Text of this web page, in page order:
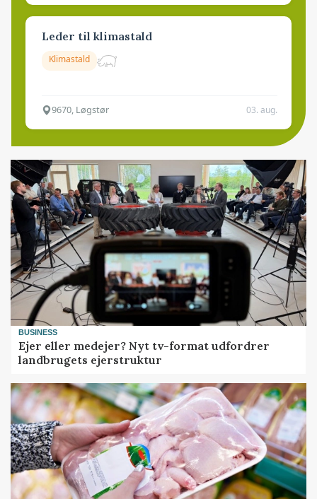
Leder til klimastald
Klimastald
9670, Løgstør 03. aug.
BUSINESS
Ejer eller medejer? Nyt tv-format udfordrer
landbrugets ejerstruktur